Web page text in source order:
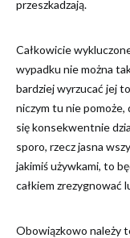
przeszkadzają.
Całkowicie
wypadku nie można
bardziej wyrzucać jej
niczym tu nie pomoże,
się konsekwentnie
sporo, rzecz jasna
jakimiś używkami, to
całkiem zrezygnować
Obowiązkowo należy